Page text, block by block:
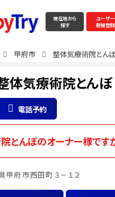
現在地から
探す
ユーザー
新規登録
甲府市 整体気療術院とん
体気療術院とんぼ
電話予約
とんぼのオーナー様です
甲府市西田町３－１２